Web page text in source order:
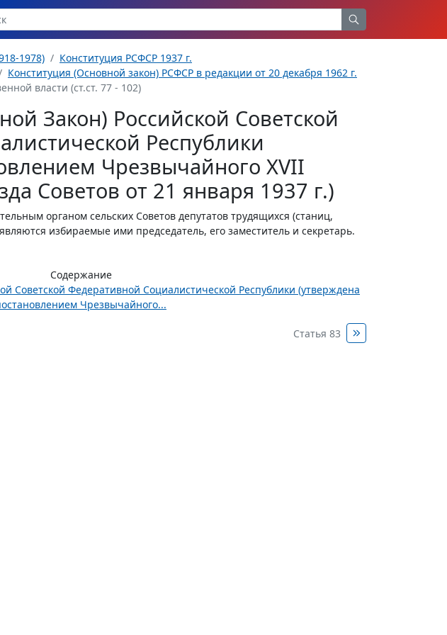
1978)
Конституция РСФСР 1937 г.
Конституция (Основной закон) РСФСР в редакции от 20 декабря 1962 г.
власти (ст.ст. 77 - 102)
Закон) Российской Советской
Республики
Чрезвычайного XVII
Советов от 21 января 1937 г.)
органом сельских Советов депутатов трудящихся (станиц,
избираемые ими председатель, его заместитель и секретарь.
Содержание
Советской Федеративной Социалистической Республики (утверждена
Чрезвычайного...
Статья 83